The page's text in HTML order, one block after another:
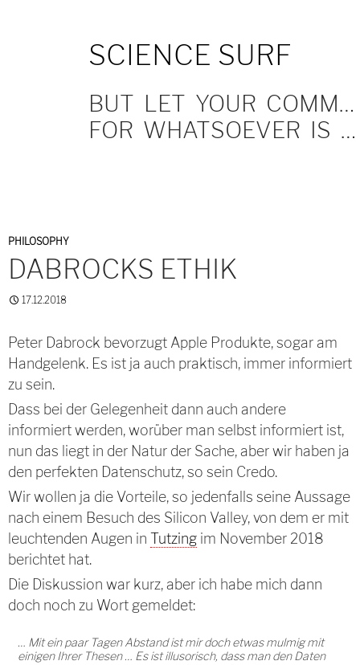
SCIENCE SURF
BUT LET YOUR COMMUNICATION BE YEA, YEA; NAY, NAY.
FOR WHATSOEVER IS MORE THAN THESE COMETH OF EVIL.
PHILOSOPHY
DABROCKS ETHIK
17.12.2018
Peter Dabrock bevorzugt Apple Produkte, sogar am
Handgelenk. Es ist ja auch praktisch, immer informiert
zu sein.
Dass bei der Gelegenheit dann auch andere
informiert werden, worüber man selbst informiert ist,
nun das liegt in der Natur der Sache, aber wir haben ja
den perfekten Datenschutz, so sein Credo.
Wir wollen ja die Vorteile, so jedenfalls seine Aussage
nach einem Besuch des Silicon Valley, von dem er mit
leuchtenden Augen in Tutzing im November 2018
berichtet hat.
Die Diskussion war kurz, aber ich habe mich dann
doch noch zu Wort gemeldet:
… Mit ein paar Tagen Abstand ist mir doch etwas mulmig mit
einigen Ihrer Thesen … Es ist illusorisch, dass man den Daten